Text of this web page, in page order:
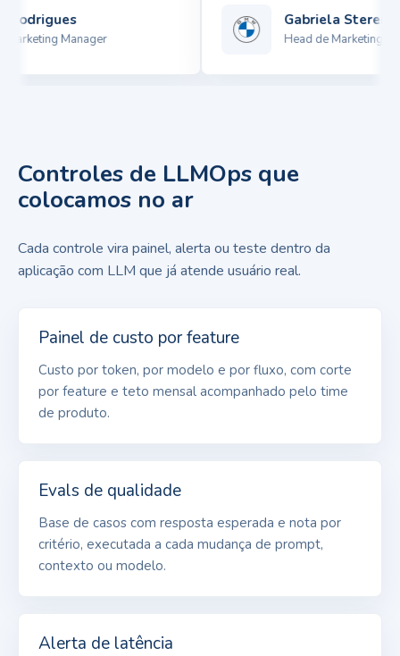
Manager
Gabriela
Head de Marketing
Controles de LLMOps que
colocamos no ar
Cada controle vira painel, alerta ou teste dentro da
aplicação com LLM que já atende usuário real.
Painel de custo por feature
Custo por token, por modelo e por fluxo, com corte
por feature e teto mensal acompanhado pelo time
de produto.
Evals de qualidade
Base de casos com resposta esperada e nota por
critério, executada a cada mudança de prompt,
contexto ou modelo.
Alerta de latência